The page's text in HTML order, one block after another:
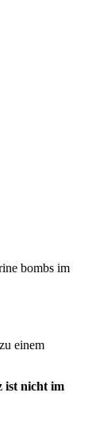
bombs im
einem
ist nicht im